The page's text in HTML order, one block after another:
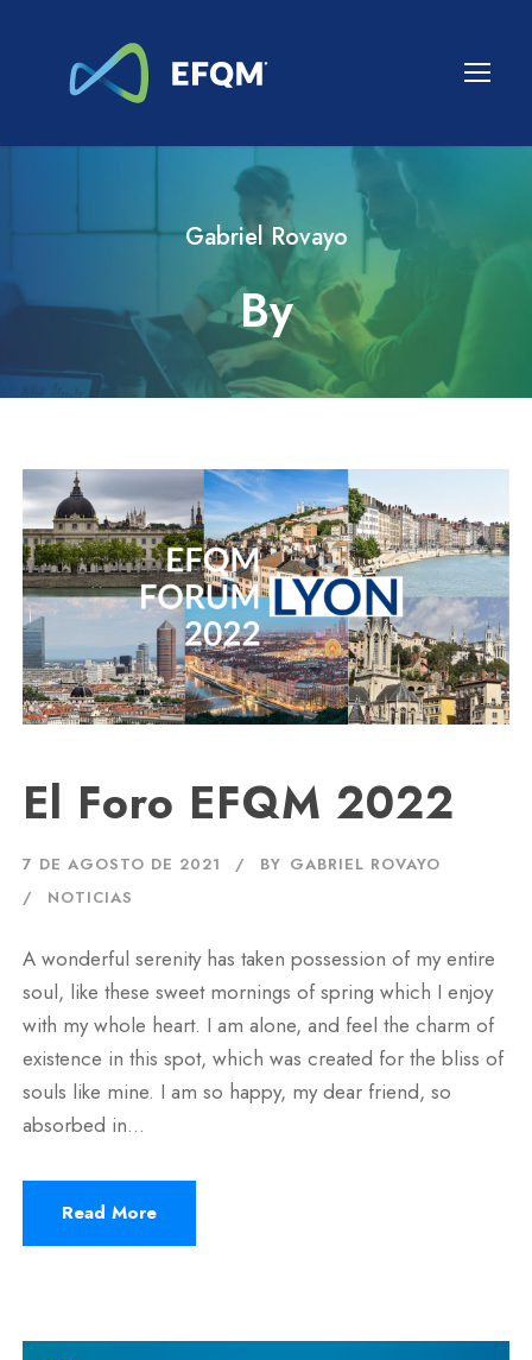
Gabriel Rovayo
By
El Foro EFQM 2022
7 DE AGOSTO DE 2021 BY GABRIEL ROVAYO
NOTICIAS
A wonderful serenity has taken possession of my entire
soul, like these sweet mornings of spring which I enjoy
with my whole heart. I am alone, and feel the charm of
existence in this spot, which was created for the bliss of
souls like mine. I am so happy, my dear friend, so
absorbed in...
Read More